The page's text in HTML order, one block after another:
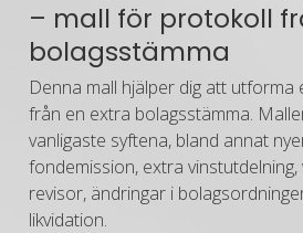
– mall för protokoll
bolagsstämma
Denna mall hjälper dig att
från en extra bolagsstämma.
vanligaste syftena, bland annat
fondemission, extra vinstutdelning,
revisor, ändringar i
likvidation.